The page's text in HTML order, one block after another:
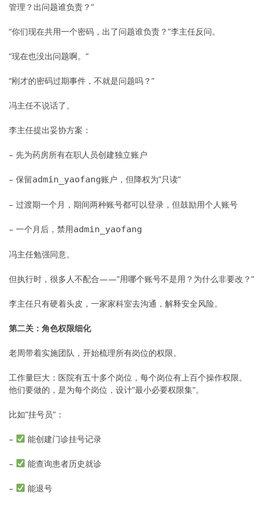
管理？出问题谁负责？”
“你们现在共用一个密码，出了问题谁负责？”李主任反问。
“现在也没出问题啊。”
“刚才的密码过期事件，不就是问题吗？”
冯主任不说话了。
李主任提出妥协方案：
– 先为药房所有在职人员创建独立账户
– 保留admin_yaofang账户，但降权为”只读”
– 过渡期一个月，期间两种账号都可以登录，但鼓励用个人账号
– 一个月后，禁用admin_yaofang
冯主任勉强同意。
但执行时，很多人不配合——”用哪个账号不是用？为什么非要改？”
李主任只有硬着头皮，一家家科室去沟通，解释安全风险。
第二关：角色权限细化
老周带着实施团队，开始梳理所有岗位的权限。
工作量巨大：医院有五十多个岗位，每个岗位有上百个操作权限。
他们要做的，是为每个岗位，设计”最小必要权限集”。
比如”挂号员”：
– 能创建门诊挂号记录
– 能查询患者历史就诊
– 能退号